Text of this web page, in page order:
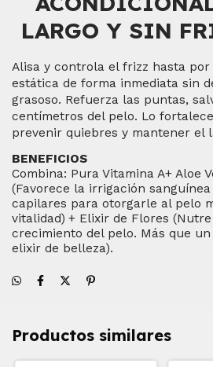
LARGO Y SIN
Alisa y controla el frizz hasta por
estática de forma inmediata sin
grasoso. Refuerza las puntas,
centímetros del pelo. Lo
prevenir quiebres y mantener el
BENEFICIOS
Combina: Pura Vitamina A+ Aloe
(Favorece la irrigación
capilares para otorgarle al pelo
vitalidad) + Elixir de Flores
crecimiento del pelo. Más que
elixir de belleza).
Productos similares